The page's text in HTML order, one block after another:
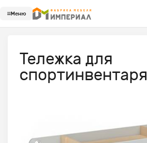
Меню
Тележка для
спортинвентаря